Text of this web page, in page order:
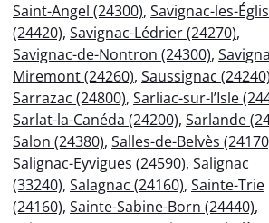
Saint-Angel (24300), Savignac-les-
(24420), Savignac-Lédrier (24270),
Savignac-de-Nontron (24300),
Miremont (24260), Saussignac (24240)
Sarrazac (24800), Sarliac-sur-l’Isle
Sarlat-la-Canéda (24200), Sarlande
Salon (24380), Salles-de-Belvès
Salignac-Eyvigues (24590), Salignac
(33240), Salagnac (24160), Sainte-Trie
(24160), Sainte-Sabine-Born (24440),